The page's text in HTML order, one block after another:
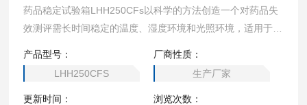
药品稳定试验箱LHH250CFs以科学的方法创造一个对药品失
效测评需长时间稳定的温度、湿度环境和光照环境，适用于制
括生命科学的潜心研究。
产品型号：
LHH250CFS
厂商性质：
生产厂家
更新时间：
浏览次数：